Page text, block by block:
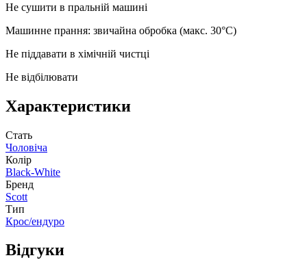
Не сушити в пральній машині
Машинне прання: звичайна обробка (макс. 30°C)
Не піддавати в хімічній чистці
Не відбілювати
Характеристики
Стать
Чоловіча
Колір
Black-White
Бренд
Scott
Тип
Крос/ендуро
Відгуки